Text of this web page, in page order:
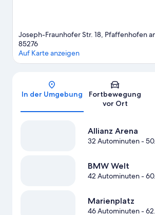
Joseph-Fraunhofer Str. 18, Pfaffenhofen
85276
Auf Karte anzeigen
In der Umgebung
Fortbewegung
vor Ort
Allianz Arena
32 Autominuten-
BMW Welt
42 Autominuten-
Marienplatz
46 Autominuten-